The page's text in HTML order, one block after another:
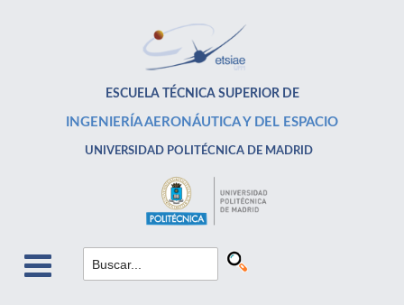
ESCUELA TÉCNICA SUPERIOR DE
INGENIERÍA AERONÁUTICA Y DEL ESPACIO
UNIVERSIDAD POLITÉCNICA DE MADRID